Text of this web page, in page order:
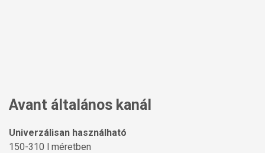
Avant általános kanál
Univerzálisan használható
150-310 l méretben